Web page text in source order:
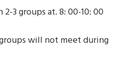
3 groups at. 8: 00-10: 00
will not meet during